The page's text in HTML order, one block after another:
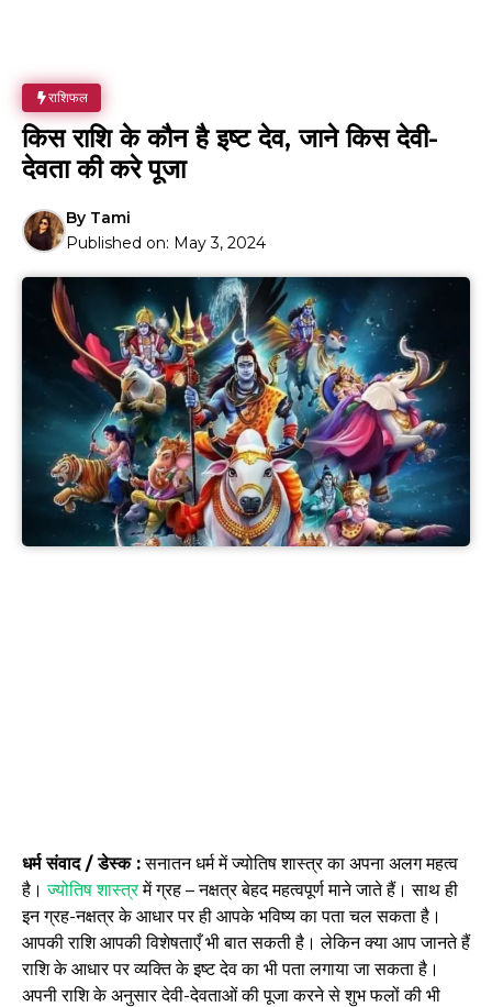
राशिफल
किस राशि के कौन है इष्ट देव, जाने किस देवी-
देवता की करे पूजा
By Tami
Published on: May 3, 2024
धर्म संवाद / डेस्क :सनातन धर्म में ज्योतिष शास्त्र का अपना अलग महत्व
है।ज्योतिष शास्त्रमें ग्रह – नक्षत्र बेहद महत्वपूर्ण माने जाते हैं। साथ ही
इन ग्रह-नक्षत्र के आधार पर ही आपके भविष्य का पता चल सकता है।
आपकी राशि आपकी विशेषताएँ भी बात सकती है। लेकिन क्या आप जानते हैं
राशि के आधार पर व्यक्ति के इष्ट देव का भी पता लगाया जा सकता है।
अपनी राशि के अनुसार देवी-देवताओं की पूजा करने से शुभ फलों की भी